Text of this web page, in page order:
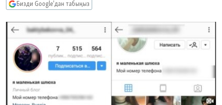
БИЗ ЖАНА ДҮЙНӨ
ДАНИСТЕ
ЭЖЕ-СИҢДИЛЕР
АЗАТТЫК+
ЫҢГАЙСЫЗ СУРООЛОР
ОНЛАЙН ШЕРИНЕ
Бизди Google'дан табыңыз